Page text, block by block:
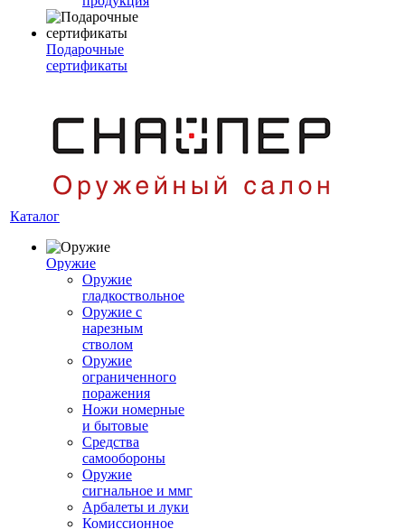
Подарочные
сертификаты
Каталог
Оружие
Оружие
гладкоствольное
Оружие с
нарезным
стволом
Оружие
ограниченного
поражения
Ножи номерные
и бытовые
Средства
самообороны
Оружие
сигнальное и ммг
Арбалеты и луки
Комиссионное